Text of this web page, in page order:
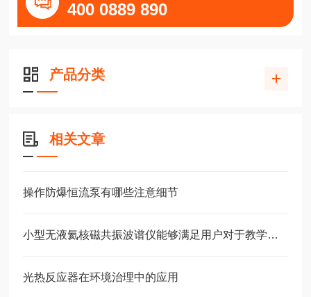
400 0889 890
产品分类
相关文章
操作防爆恒流泵有哪些注意细节
小型无液氦核磁共振波谱仪能够满足用户对于教学实验的要求
光热反应器在环境治理中的应用